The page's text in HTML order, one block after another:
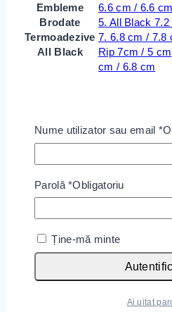
Embleme
Brodate
Termoadezive
All Black
6.6 cm / 6.6 cm
5. All Black
7. 6.8 cm / 7.8
Rip 7cm / 5 cm
cm / 6.8 cm
Recenzii
Încă nu s-a înregistrat nicio
Brodate Termoadezive
Adresa ta de email nu va fi
obligatorii sunt marcate cu*
Nume utilizator sau email *
Parolă*Obligatoriu
Ține-mă minte
Ai uitat